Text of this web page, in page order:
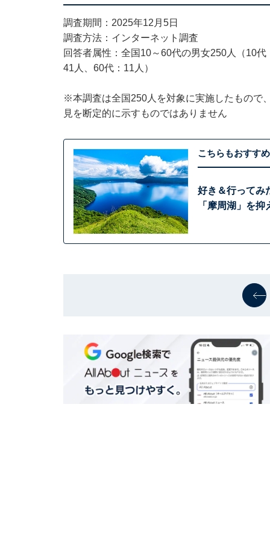
調査期間：2025年12月5日
調査方法：インターネット調査
回答者属性：全国10～60代の男女250人（10
41人、60代：11人）
※本調査は全国250人を対象に実施したもので
見を断定的に示すものではありません
こちらもおすすめ
好き＆行ってみ
「摩周湖」を